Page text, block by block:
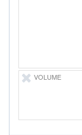
ÉLIGIBILITÉ
Non éligible
VOLUME